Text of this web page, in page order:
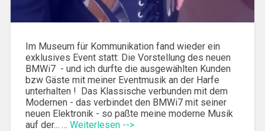
Im Museum für Kommunikation fand wieder ein
exklusives Event statt: Die Vorstellung des neuen
BMWi7 - und ich durfte die ausgewählten Kunden
bzw Gäste mit meiner Eventmusik an der Harfe
unterhalten ! Das Klassische verbunden mit dem
Modernen - das verbindet den BMWi7 mit seiner
neuen Elektronik - so paßte meine moderne Musik
auf der... … Weiterlesen -->